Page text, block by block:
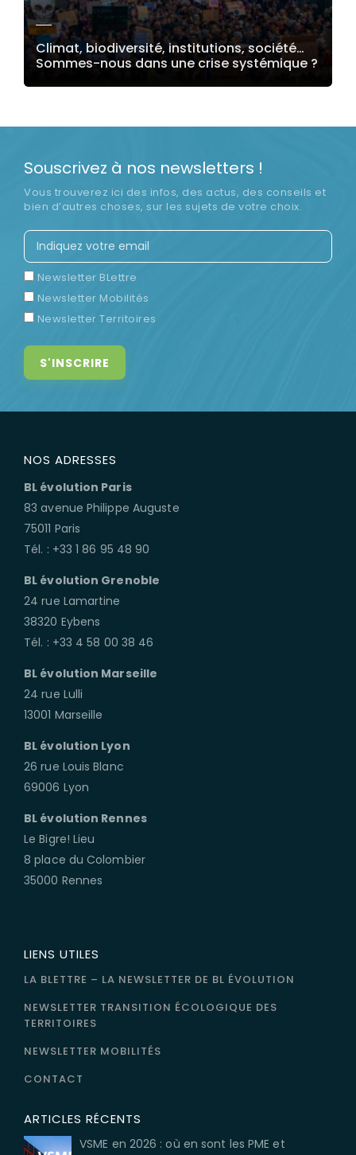
Climat, biodiversité, institutions, société…
Sommes-nous dans une crise systémique ?
Souscrivez à nos newsletters !
Vous trouverez ici des infos, des actus, des conseils et
bien d’autres choses, sur les sujets de votre choix.
Newsletter BLettre
Newsletter Mobilités
Newsletter Territoires
NOS ADRESSES
BL évolution Paris
83 avenue Philippe Auguste
75011 Paris
Tél. : +33 1 86 95 48 90
BL évolution Grenoble
24 rue Lamartine
38320 Eybens
Tél. : +33 4 58 00 38 46
BL évolution Marseille
24 rue Lulli
13001 Marseille
BL évolution Lyon
26 rue Louis Blanc
69006 Lyon
BL évolution Rennes
Le Bigre! Lieu
8 place du Colombier
35000 Rennes
LIENS UTILES
LA BLETTRE – LA NEWSLETTER DE BL ÉVOLUTION
NEWSLETTER TRANSITION ÉCOLOGIQUE DES
TERRITOIRES
NEWSLETTER MOBILITÉS
CONTACT
ARTICLES RÉCENTS
VSME en 2026 : où en sont les PME et